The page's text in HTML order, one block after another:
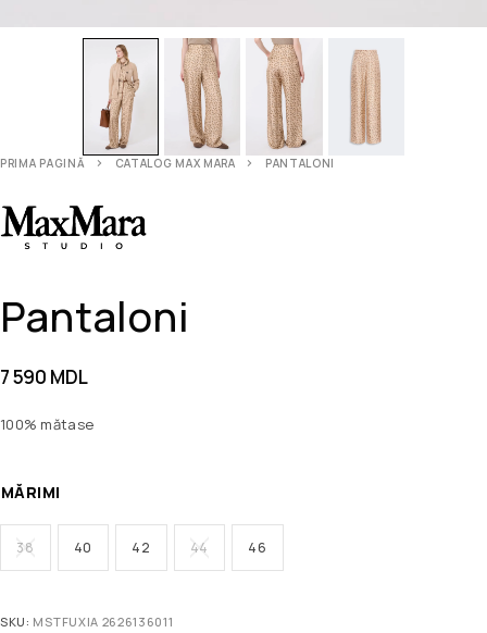
PRIMA PAGINĂ CATALOG MAX MARA PANTALONI
Pantaloni
7 590 MDL
100% mătase
MĂRIMI
38 40 42 44 46
SKU: MSTFUXIA 2626136011